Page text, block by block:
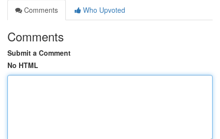
Comments
Who Upvoted
Comments
Submit a Comment
No HTML